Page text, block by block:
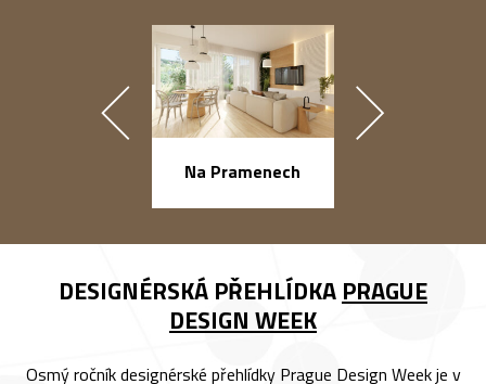
Na Pramenech
DESIGNÉRSKÁ PŘEHLÍDKA PRAGUE
DESIGN WEEK
Osmý ročník designérské přehlídky Prague Design Week je v